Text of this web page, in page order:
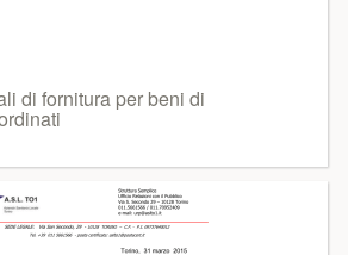
di fornitura per beni di